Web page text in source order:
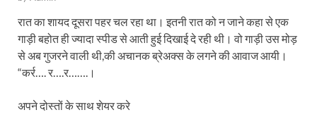
रात का शायद दूसरा पहर चल रहा था। इतनी रात को न जाने कहा से एक
गाड़ी बहोत ही ज्यादा स्पीड से आती हुई दिखाई दे रही थी। वो गाड़ी उस मोड़
से अब गुजरने वाली थी,की अचानक ब्रेअक्स के लगने की आवाज आयी।
“कर्र…. र….र…….।
अपने दोस्तों के साथ शेयर करे